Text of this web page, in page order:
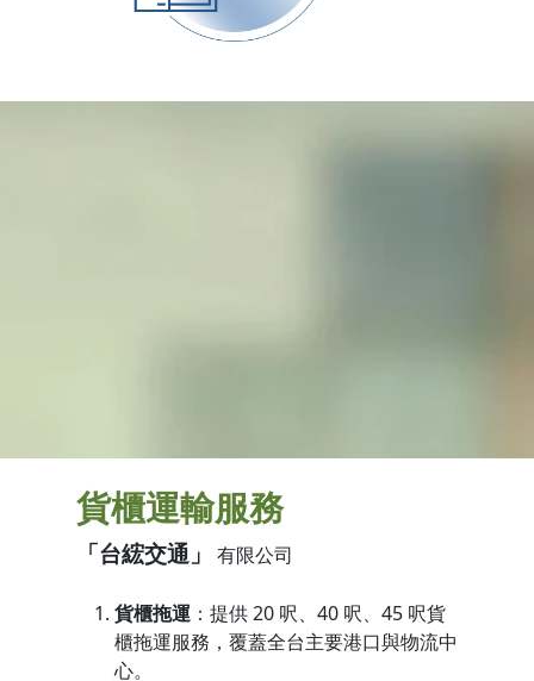
貨櫃運輸服務
「台綋交通」 有限公司
貨櫃拖運 ：提供 20 呎、40 呎、45 呎貨
櫃拖運服務，覆蓋全台主要港口與物流中
心。